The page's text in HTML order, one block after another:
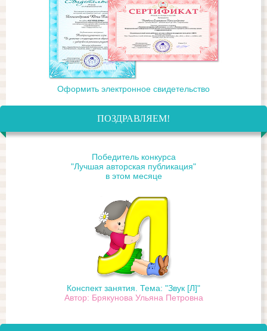
Оформить электронное свидетельство
ПОЗДРАВЛЯЕМ!
Победитель конкурса
"Лучшая авторская публикация"
в этом месяце
Конспект занятия. Тема: "Звук [Л]"
Автор: Брякунова Ульяна Петровна